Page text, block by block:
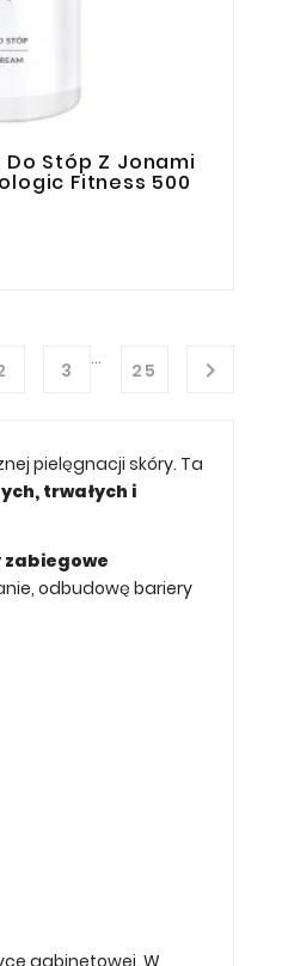

Stóp Z Jonami
Fitness 500
3
…
25 
pielęgnacji skóry. Ta
trwałych i
odbudowę bariery